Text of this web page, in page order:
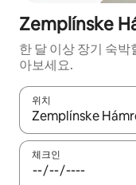
Zemplínske
한 달 이상 장기 숙
아보세요.
위치
결과가 나오면 위·아
체크인